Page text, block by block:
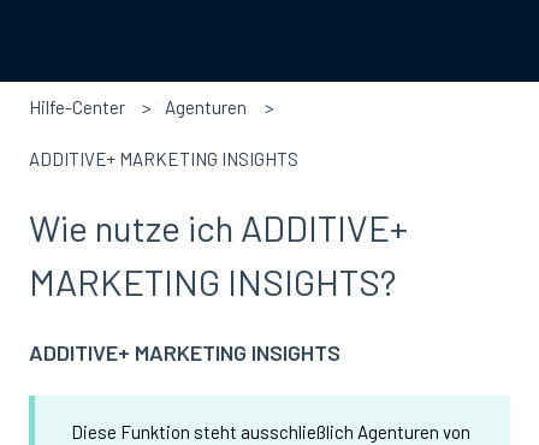
Hilfe-Center Agenturen
ADDITIVE+ MARKETING INSIGHTS
Wie nutze ich ADDITIVE+
MARKETING INSIGHTS?
ADDITIVE+ MARKETING INSIGHTS
Diese Funktion steht ausschließlich Agenturen von